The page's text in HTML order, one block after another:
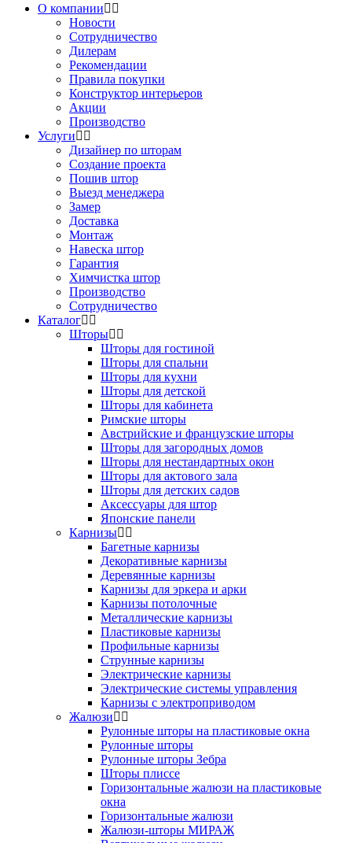
О компании
Новости
Сотрудничество
Дилерам
Рекомендации
Правила покупки
Конструктор интерьеров
Акции
Производство
Услуги
Дизайнер по шторам
Создание проекта
Пошив штор
Выезд менеджера
Замер
Доставка
Монтаж
Навеска штор
Гарантия
Химчистка штор
Производство
Сотрудничество
Каталог
Шторы
Шторы для гостиной
Шторы для спальни
Шторы для кухни
Шторы для детской
Шторы для кабинета
Римские шторы
Австрийские и французские шторы
Шторы для загородных домов
Шторы для нестандартных окон
Шторы для актового зала
Шторы для детских садов
Аксессуары для штор
Японские панели
Карнизы
Багетные карнизы
Декоративные карнизы
Деревянные карнизы
Карнизы для эркера и арки
Карнизы потолочные
Металлические карнизы
Пластиковые карнизы
Профильные карнизы
Струнные карнизы
Электрические карнизы
Электрические системы управления
Карнизы с электроприводом
Жалюзи
Рулонные шторы на пластиковые окна
Рулонные шторы
Рулонные шторы Зебра
Шторы плиссе
Горизонтальные жалюзи на пластиковые
окна
Горизонтальные жалюзи
Жалюзи-шторы МИРАЖ